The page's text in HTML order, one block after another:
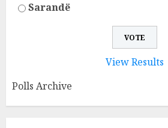
Sarandë
View Results
Polls Archive